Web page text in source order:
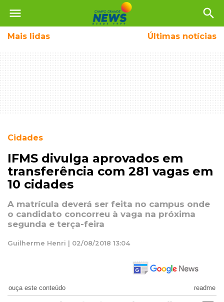
menu search
Mais lidas Últimas notícias
Cidades
IFMS divulga aprovados em
transferência com 281 vagas em
10 cidades
A matrícula deverá ser feita no campus onde
o candidato concorreu à vaga na próxima
segunda e terça-feira
Guilherme Henri | 02/08/2018 13:04
ouça este conteúdo readme